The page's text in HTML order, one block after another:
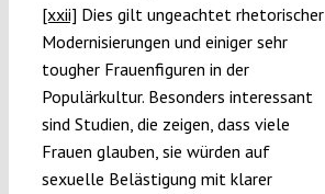
[xxii] Dies gilt ungeachtet rhetorischer
Modernisierungen und einiger sehr
tougher Frauenfiguren in der
Populärkultur. Besonders interessant
sind Studien, die zeigen, dass viele
Frauen glauben, sie würden auf
sexuelle Belästigung mit klarer